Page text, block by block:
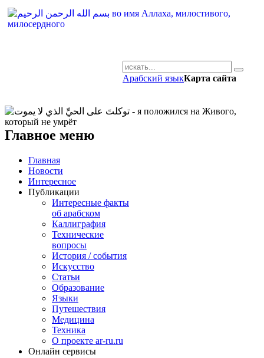
Арабский языкКарта сайта
Главное меню
Главная
Новости
Интересное
Публикации
Интересные факты
об арабском
Каллиграфия
Технические
вопросы
История / события
Искусство
Статьи
Образование
Языки
Путешествия
Медицина
Техника
О проекте ar-ru.ru
Онлайн сервисы